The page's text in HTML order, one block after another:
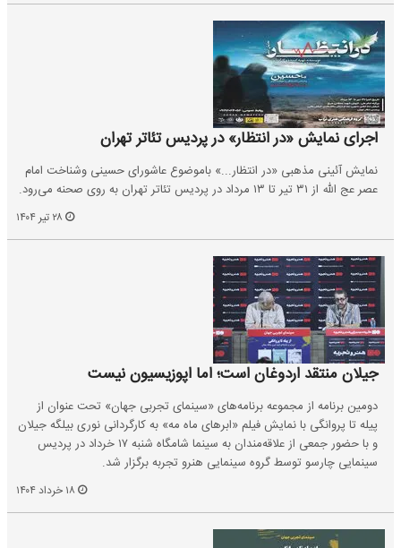
اجرای نمایش «در انتظار» در پردیس تئاتر تهران
نمایش آئینی مذهبی «در انتظار...» باموضوع عاشورای حسینی وشناخت امام
عصر عج الله از ۳۱ تیر تا ۱۳ مرداد در پردیس تئاتر تهران به روی صحنه می‌رود.
جیلان منتقد اردوغان است؛ اما اپوزیسیون نیست
دومین برنامه از مجموعه ‌برنامه‌های «سینمای تجربی جهان» تحت عنوان از
پیله تا پروانگی با نمایش فیلم «ابرهای ماه مه» به کارگردانی نوری بیلگه جیلان
و با حضور جمعی از علاقه‌مندان به سینما شامگاه شنبه ۱۷ خرداد در پردیس
سینمایی چارسو توسط گروه سینمایی هنرو تجربه برگزار شد.